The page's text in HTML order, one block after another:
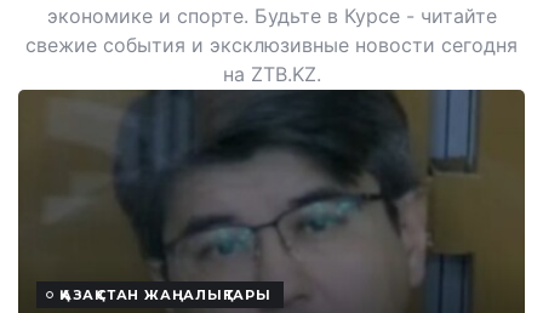
экономике и спорте. Будьте в Курсе - читайте
свежие события и эксклюзивные новости сегодня
на ZTB.KZ.
ҚАЗАҚСТАН ЖАҢАЛЫҚТАРЫ